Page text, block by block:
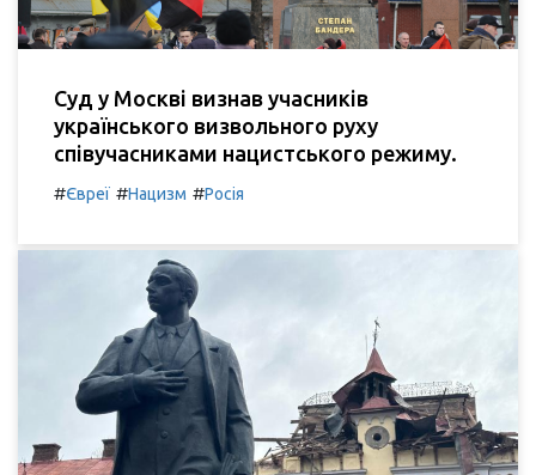
Суд у Москві визнав учасників
українського визвольного руху
співучасниками нацистського режиму.
#Євреї #Нацизм #Росія